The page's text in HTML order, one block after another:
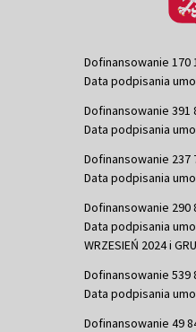
Dofinansowanie 170
Data podpisania
Dofinansowanie 391
Data podpisania
Dofinansowanie 237
Data podpisania
Dofinansowanie 290
Data podpisania
WRZESIEŃ 2024 i
Dofinansowanie 539
Data podpisania
Dofinansowanie 49